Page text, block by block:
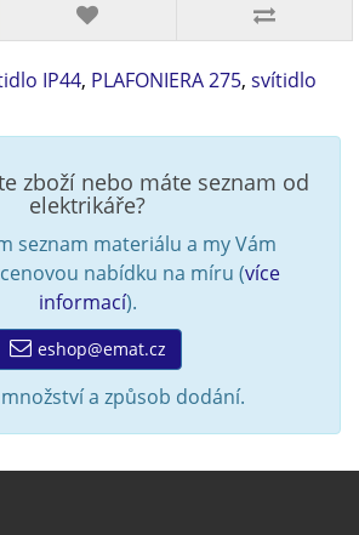
IP44, PLAFONIERA 275, svítidlo
zboží nebo máte seznam od
elektrikáře?
seznam materiálu a my Vám
nabídku na míru (více
informací).
eshop@emat.cz
a způsob dodání.